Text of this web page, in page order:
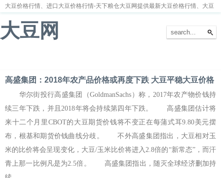
大豆价格行情、进口大豆价格行情-天下粮仓大豆网提供最新大豆价格行情、大豆
大豆网
高盛集团：2018年农产品价格或再度下跌 大豆平稳大豆价格
华尔街投行高盛集团（GoldmanSachs）称，2017年农产物价钱持
续三年下跌，并且2018年将会持续第四年下跌。 高盛集团估计将
来十二个月里CBOT的大豆期货价钱将不变正在每蒲式耳9.80美元摆
布，根基和期货价钱曲线分歧。 不外高盛集团指出，大豆相对玉
米的比价将会呈现变化，大豆/玉米比价将进入2.8倍的“新常态”，而汗
青上那一比例凡是为2.5倍。 高盛集团指出，随灭全球经济删加持